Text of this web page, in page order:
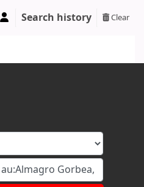
Search history Clear